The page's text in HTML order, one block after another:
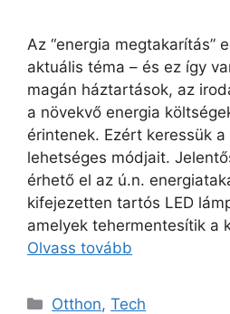
Az “energia megtakarítás”
aktuális téma – és ez így
magán háztartások, az
a növekvő energia
érintenek. Ezért keressük
lehetséges módjait.
érhető el az ú.n.
kifejezetten tartós LED
amelyek tehermentesítik a
Olvass tovább
Kategória
Otthon,Tech